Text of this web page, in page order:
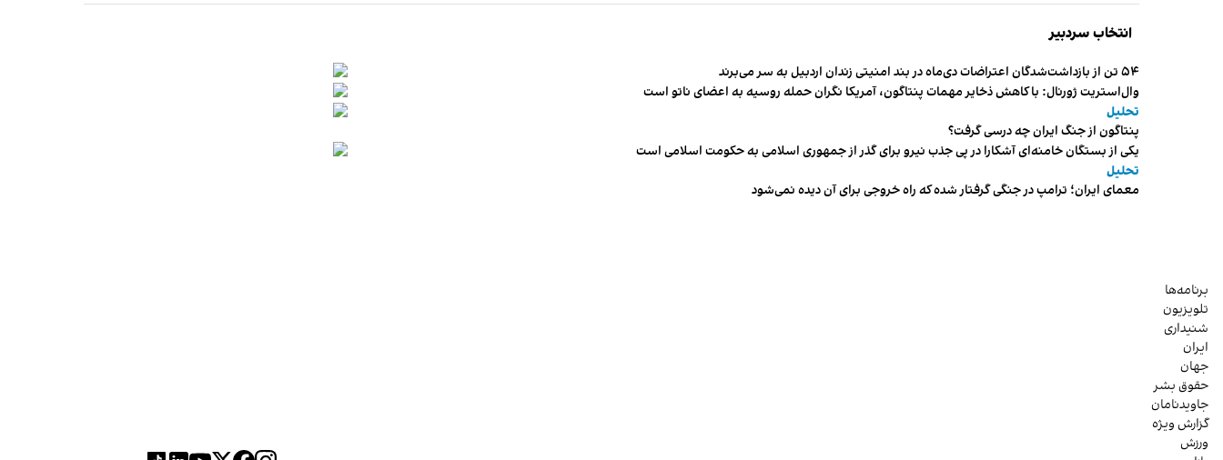
انتخاب سردبیر
۵۴ تن از بازداشت‌شدگان اعتراضات دی‌ماه در بند امنیتی زندان اردبیل به سر می‌برند
وال‌استریت ژورنال: با کاهش ذخایر مهمات پنتاگون، آمریکا نگران حمله روسیه به اعضای ناتو‌ است
تحلیل
پنتاگون از جنگ ایران چه درسی گرفت؟
یکی از بستگان خامنه‌ای آشکارا در پی جذب نیرو برای گذر از جمهوری اسلامی به حکومت اسلامی است
تحلیل
معمای ایران؛ ترامپ در جنگی گرفتار شده که راه خروجی برای آن دیده نمی‌شود
برنامه‌ها
تلویزیون
شنیداری
ایران
جهان
حقوق بشر
جاویدنامان
گزارش ویژه
ورزش